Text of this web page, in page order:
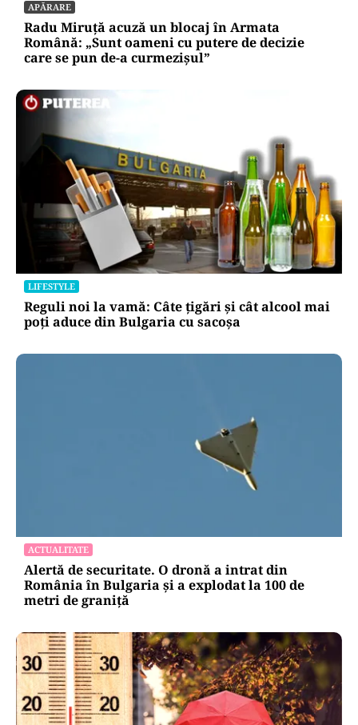
APĂRARE
Radu Miruță acuză un blocaj în Armata
Română: „Sunt oameni cu putere de decizie
care se pun de-a curmezișul”
LIFESTYLE
Reguli noi la vamă: Câte țigări și cât alcool mai
poți aduce din Bulgaria cu sacoșa
ACTUALITATE
Alertă de securitate. O dronă a intrat din
România în Bulgaria şi a explodat la 100 de
metri de graniţă